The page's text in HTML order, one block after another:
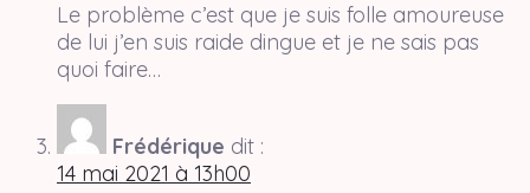
Le problème c’est que je suis folle amoureuse
de lui j’en suis raide dingue et je ne sais pas
quoi faire…
Frédérique dit :
14 mai 2021 à 13h00